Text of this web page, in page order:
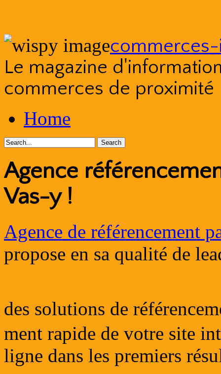
Le magazine
commerces de proximité
to
contentHome
Agence
Vas-y !
Agence de référencement
propose en sa qualité de
des solutions de
ment rapide de votre site
ligne dans les premiers